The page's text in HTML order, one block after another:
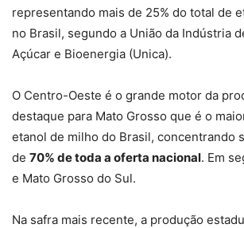
representando mais de 25% do total de
no Brasil, segundo a União da Indústria
Açúcar e Bioenergia (Unica).
O Centro-Oeste é o grande motor da
destaque para Mato Grosso que é o
etanol de milho do Brasil, concentrando
de 70% de toda a oferta nacional. Em
e Mato Grosso do Sul.
Na safra mais recente, a produção